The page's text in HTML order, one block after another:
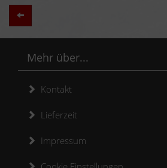
Zurück
Mehr über...
Kontakt
Lieferzeit
Impressum